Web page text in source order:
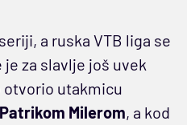
a ruska VTB liga se
za slavlje još uvek
otvorio utakmicu
Patrikom Milerom, a kod